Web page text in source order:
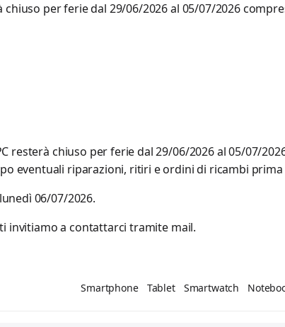
per ferie dal 29/06/2026 al 05/07/2026
resterà chiuso per ferie dal 29/06/2026 al 05/07/
eventuali riparazioni, ritiri e ordini di ricambi prima
06/07/2026.
invitiamo a contattarci tramite mail.
Smartphone Tablet Smartwatch